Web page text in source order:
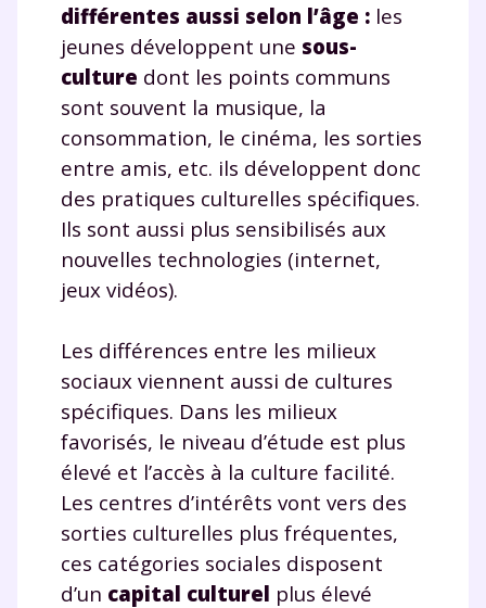
différentes aussi selon l’âge : les
jeunes développent une sous-
culture dont les points communs
sont souvent la musique, la
consommation, le cinéma, les sorties
entre amis, etc. ils développent donc
des pratiques culturelles spécifiques.
Ils sont aussi plus sensibilisés aux
nouvelles technologies (internet,
jeux vidéos).
Les différences entre les milieux
sociaux viennent aussi de cultures
spécifiques. Dans les milieux
favorisés, le niveau d’étude est plus
élevé et l’accès à la culture facilité.
Les centres d’intérêts vont vers des
sorties culturelles plus fréquentes,
ces catégories sociales disposent
d’un capital culturel plus élevé
Envie de progresser
et de réussir votre
année scolaire ?